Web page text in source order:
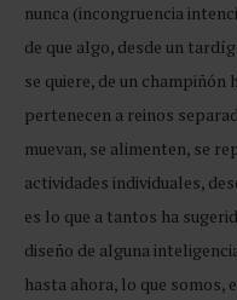
nunca (incongruencia
de que algo, desde un
se quiere, de un champiñón
pertenecen a reinos
muevan, se alimenten, se
actividades individuales,
es lo que a tantos ha
diseño de alguna
hasta ahora, lo que somos,